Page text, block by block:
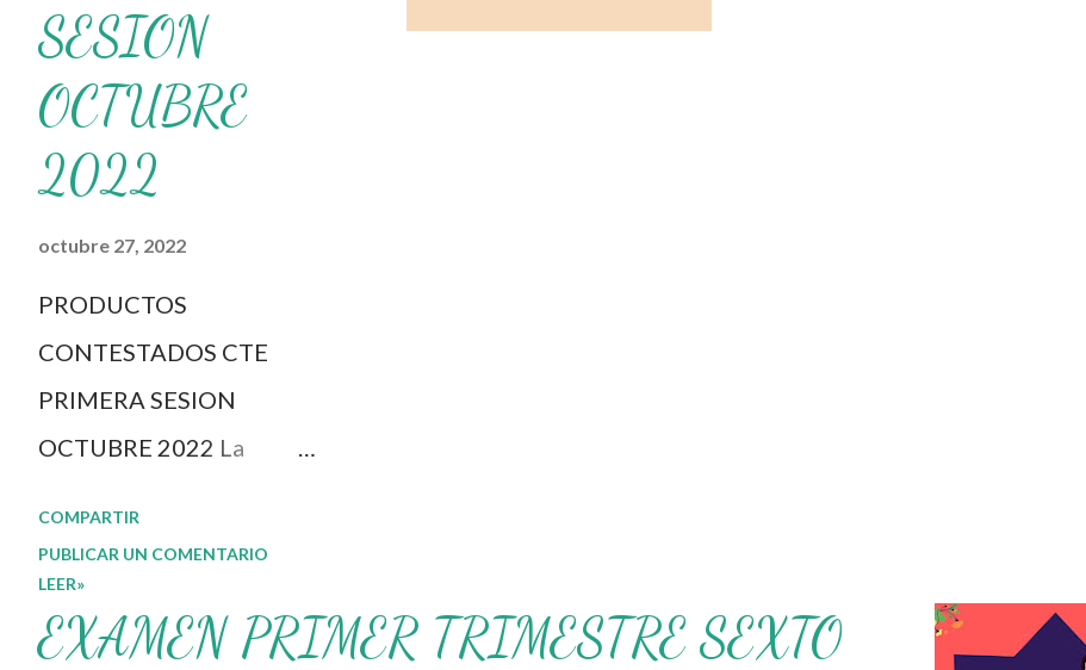
SESION
OCTUBRE
2022
octubre 27, 2022
PRODUCTOS
CONTESTADOS CTE
PRIMERA SESION
OCTUBRE 2022 La
Taller Intensivo de
Formación Continua para
Docentes y sus
COMPARTIR
PUBLICAR UN COMENTARIO
LEER»
EXAMEN PRIMER TRIMESTRE SEXTO